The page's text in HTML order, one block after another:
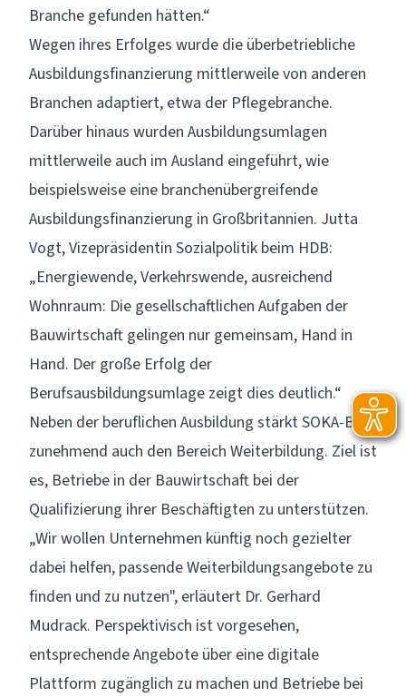
Branche gefunden hätten.“
Wegen ihres Erfolges wurde die überbetriebliche
Ausbildungsfinanzierung mittlerweile von anderen
Branchen adaptiert, etwa der Pflegebranche.
Darüber hinaus wurden Ausbildungsumlagen
mittlerweile auch im Ausland eingeführt, wie
beispielsweise eine branchenübergreifende
Ausbildungsfinanzierung in Großbritannien. Jutta
Vogt, Vizepräsidentin Sozialpolitik beim HDB:
„Energiewende, Verkehrswende, ausreichend
Wohnraum: Die gesellschaftlichen Aufgaben der
Bauwirtschaft gelingen nur gemeinsam, Hand in
Hand. Der große Erfolg der
Berufsausbildungsumlage zeigt dies deutlich.“
Neben der beruflichen Ausbildung stärkt SOKA-BAU
zunehmend auch den Bereich Weiterbildung. Ziel ist
es, Betriebe in der Bauwirtschaft bei der
Qualifizierung ihrer Beschäftigten zu unterstützen.
„Wir wollen Unternehmen künftig noch gezielter
dabei helfen, passende Weiterbildungsangebote zu
finden und zu nutzen", erläutert Dr. Gerhard
Mudrack. Perspektivisch ist vorgesehen,
entsprechende Angebote über eine digitale
Plattform zugänglich zu machen und Betriebe bei